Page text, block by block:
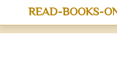
READ-BOOKS-